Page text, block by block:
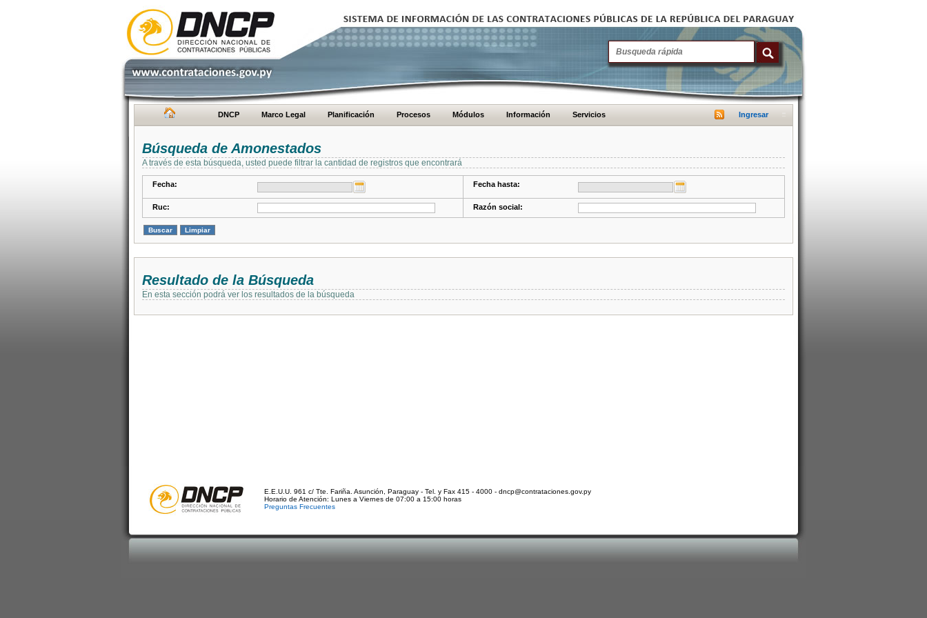
DNCP Marco Legal Planificación Procesos Módulos Información Servicios Ingresar
Búsqueda de Amonestados
A través de esta búsqueda, usted puede filtrar la cantidad de registros que encontrará
Fecha: Fecha hasta:
Ruc: Razón social:
Resultado de la Búsqueda
En esta sección podrá ver los resultados de la búsqueda
E.E.U.U. 961 c/ Tte. Fariña. Asunción, Paraguay - Tel. y Fax 415 - 4000 - dncp@contrataciones.gov.py
Horario de Atención: Lunes a Viernes de 07:00 a 15:00 horas
Preguntas Frecuentes